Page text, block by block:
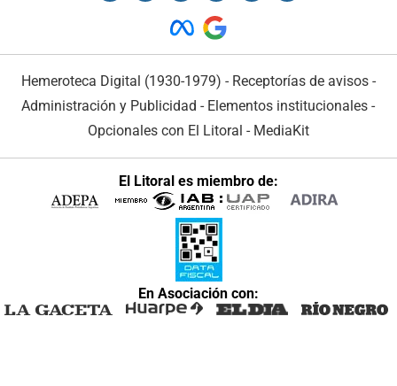
Hemeroteca Digital (1930-1979) - Receptorías de avisos -
Administración y Publicidad - Elementos institucionales -
Opcionales con El Litoral - MediaKit
El Litoral es miembro de:
En Asociación con: